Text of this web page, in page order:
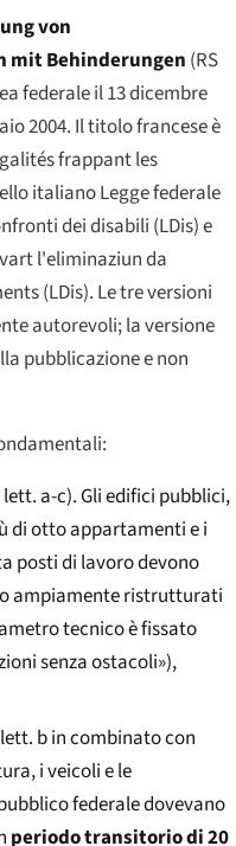
von
mit Behinderungen (RS
federale il 13 dicembre
2004. Il titolo francese è
frappant les
italianoLegge federale
dei disabili (LDis) e
l'eliminaziun da
(LDis). Le tre versioni
autorevoli; la versione
pubblicazione e non
a-c). Gli edifici pubblici,
di otto appartamenti e i
posti di lavoro devono
ampiamente ristrutturati
tecnico è fissato
senza ostacoli»),
b in combinato con
i veicoli e le
federale dovevano
periodo transitorio di 20